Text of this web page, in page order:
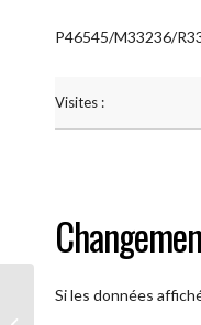
P46545/M33236/
Visites :
Si les données